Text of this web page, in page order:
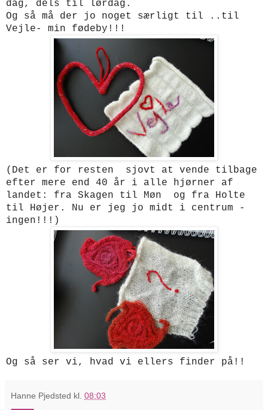
dag, dels til lørdag.
Og så må der jo noget særligt til ..til
Vejle- min fødeby!!!
(Det er for resten sjovt at vende tilbage
efter mere end 40 år i alle hjørner af
landet: fra Skagen til Møn og fra Holte
til Højer. Nu er jeg jo midt i centrum -
ingen!!!)
Og så ser vi, hvad vi ellers finder på!!
Hanne Pjedsted kl. 08:03